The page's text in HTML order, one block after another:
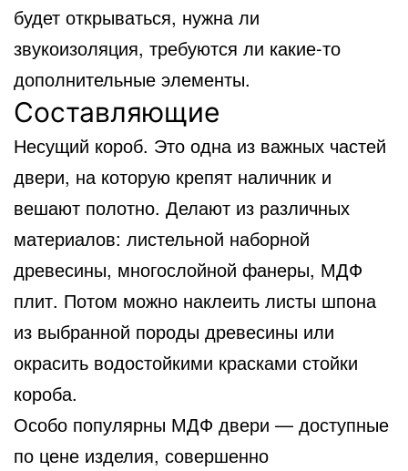
будет открываться, нужна ли
звукоизоляция, требуются ли какие-то
дополнительные элементы.
Составляющие
Несущий короб. Это одна из важных частей
двери, на которую крепят наличник и
вешают полотно. Делают из различных
материалов: листельной наборной
древесины, многослойной фанеры, МДФ
плит. Потом можно наклеить листы шпона
из выбранной породы древесины или
окрасить водостойкими красками стойки
короба.
Особо популярны МДФ двери — доступные
по цене изделия, совершенно